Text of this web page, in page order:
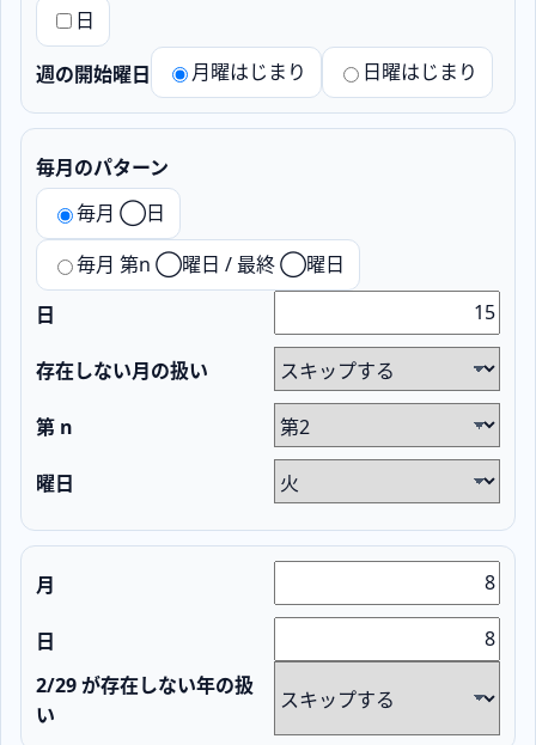
日
週の開始曜日 月曜はじまり 日曜はじまり
毎月のパターン
毎月 ◯日
毎月 第n ◯曜日 / 最終 ◯曜日
日
存在しない月の扱い
第 n
曜日
月
日
2/29 が存在しない年の扱
い